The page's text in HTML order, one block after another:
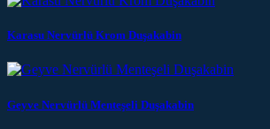
Karasu Nervürlü Krom Duşakabin
Geyve Nervürlü Menteşeli Duşakabin